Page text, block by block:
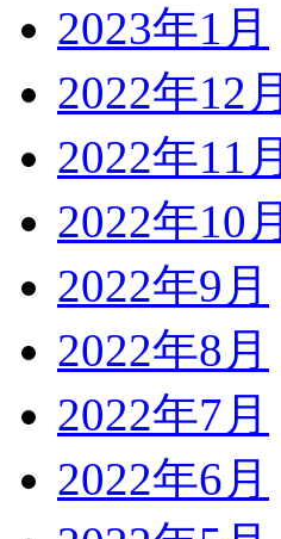
2023年1月
2022年12月
2022年11月
2022年10月
2022年9月
2022年8月
2022年7月
2022年6月